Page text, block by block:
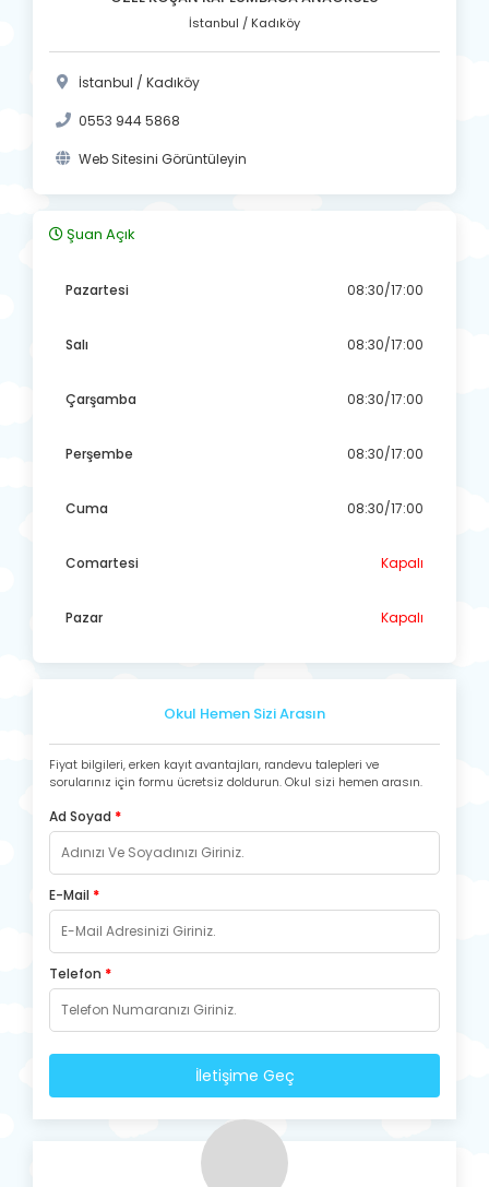
İstanbul / Kadıköy
İstanbul / Kadıköy
0553 944 5868
Web Sitesini Görüntüleyin
Şuan Açık
Pazartesi 08:30/17:00
Salı 08:30/17:00
Çarşamba 08:30/17:00
Perşembe 08:30/17:00
Cuma 08:30/17:00
Comartesi Kapalı
Pazar Kapalı
Okul Hemen Sizi Arasın
Fiyat bilgileri, erken kayıt avantajları, randevu talepleri ve
sorularınız için formu ücretsiz doldurun. Okul sizi hemen arasın.
Ad Soyad *
E-Mail *
Telefon *
İletişime Geç